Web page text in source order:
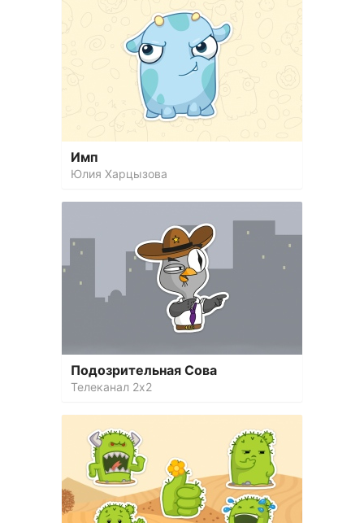
Имп
Юлия Харцызова
Подозрительная Сова
Телеканал 2х2